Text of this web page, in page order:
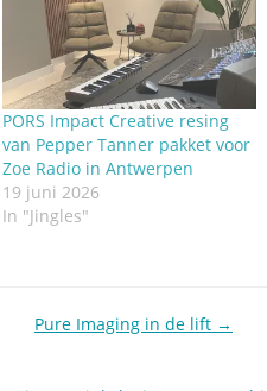
PORS Impact Creative resing
van Pepper Tanner pakket voor
Zoe Radio in Antwerpen
19 juni 2026
In "Jingles"
Pure Imaging in de lift →